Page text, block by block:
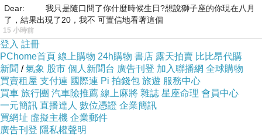
Dear: 我只是隨口問了你什麼時候生日?想說獅子座的你現在八月
了，結果出現了20，我不 可置信地看著這個
15 小時前
登入 註冊
PChome首頁 線上購物 24h購物 書店 露天拍賣 比比昂代購
新聞 /氣象 股市 個人新聞台 廣告刊登 加入聯播網 全球購物
買賣租屋 支付連 國際連 Pi 拍錢包 旅遊 服務中心
買車 旅行團 汽車險推薦 線上麻將 雜誌 星座命理 會員中心
一元簡訊 直播達人 數位憑證 企業簡訊
買網址 虛擬主機 企業郵件
廣告刊登 隱私權聲明